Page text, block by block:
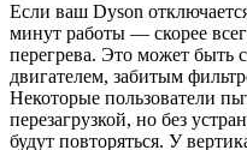
Если ваш Dyson
минут работы — скорее
перегрева. Это может быть
двигателем, забитым
Некоторые пользователи
перезагрузкой, но без
будут повторяться. У